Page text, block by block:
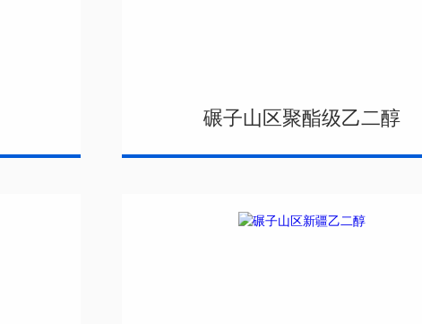
碾子山区聚酯级乙二醇